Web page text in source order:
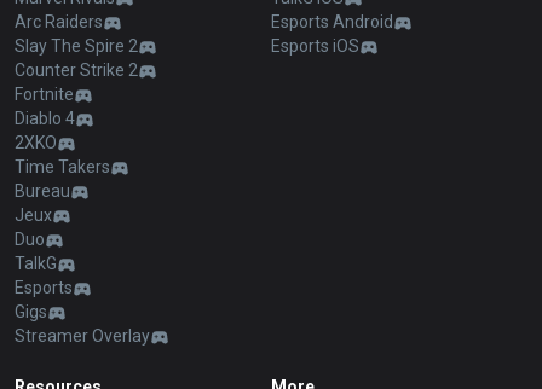
Arc Raiders
Slay The Spire 2
Counter Strike 2
Fortnite
Diablo 4
2XKO
Time Takers
Bureau
Jeux
Duo
TalkG
Esports
Gigs
Streamer Overlay
Esports Android
Esports iOS